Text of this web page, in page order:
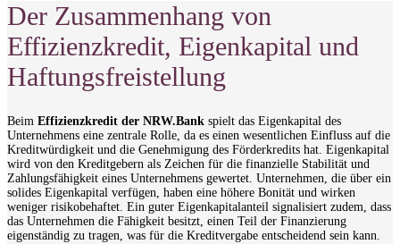
Der Zusammenhang von
Effizienzkredit, Eigenkapital und
Haftungsfreistellung
Beim Effizienzkredit der NRW.Bank spielt das Eigenkapital des
Unternehmens eine zentrale Rolle, da es einen wesentlichen Einfluss auf die
Kreditwürdigkeit und die Genehmigung des Förderkredits hat. Eigenkapital
wird von den Kreditgebern als Zeichen für die finanzielle Stabilität und
Zahlungsfähigkeit eines Unternehmens gewertet. Unternehmen, die über ein
solides Eigenkapital verfügen, haben eine höhere Bonität und wirken
weniger risikobehaftet. Ein guter Eigenkapitalanteil signalisiert zudem, dass
das Unternehmen die Fähigkeit besitzt, einen Teil der Finanzierung
eigenständig zu tragen, was für die Kreditvergabe entscheidend sein kann.